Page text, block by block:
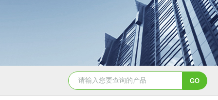
YSCYS-010臭氧老化试验设备